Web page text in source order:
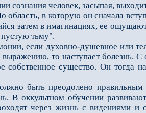
сознания человек, засыпая,
область, в которую он сначала
за­тем в имагинациях, ее
тьму".
если духовно-душевное или
то наступает болезнь. С
собственное существо. Он
быть преодолено правильным
В оккультном обучении
через жизнь с ви­дениями и